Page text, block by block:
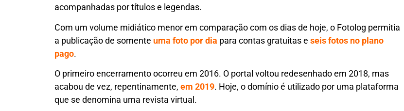
acompanhadas por títulos e legendas.
Com um volume midiático menor em comparação com os dias de hoje, o Fotolog permitia
a publicação de somente uma foto por dia para contas gratuitas e seis fotos no plano
pago.
O primeiro encerramento ocorreu em 2016. O portal voltou redesenhado em 2018, mas
acabou de vez, repentinamente, em 2019. Hoje, o domínio é utilizado por uma plataforma
que se denomina uma revista virtual.